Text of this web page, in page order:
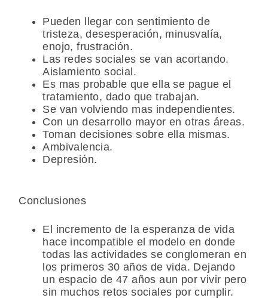
Pueden llegar con sentimiento de
tristeza, desesperación, minusvalía,
enojo, frustración.
Las redes sociales se van acortando.
Aislamiento social.
Es mas probable que ella se pague el
tratamiento, dado que trabajan.
Se van volviendo mas independientes.
Con un desarrollo mayor en otras áreas.
Toman decisiones sobre ella mismas.
Ambivalencia.
Depresión.
Conclusiones
El incremento de la esperanza de vida
hace incompatible el modelo en donde
todas las actividades se conglomeran en
los primeros 30 años de vida. Dejando
un espacio de 47 años aun por vivir pero
sin muchos retos sociales por cumplir.